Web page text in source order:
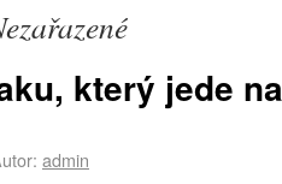
který jede
admin